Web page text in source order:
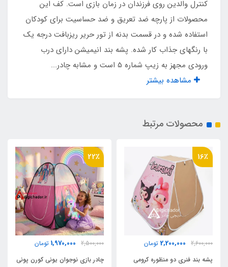
نوع باز و بست
آسان تاشو مشابه چادر مسافرتی فنری
نوع زیپ
اقلام همراه
کیف حمل مخصوص
کنترل والدین روی فرزندان در زمان بازی است. کف این
محصولات از پارچه ضد تعریق و ضد حساسیت برای کودکان
استفاده شده و در قسمت بدنه از تور حریر ریزبافت درجه یک
با رنگهای جذاب کار شده. پشه بند انیمیشن دارای درب
ورودی مجهز به زیپ شماره 5 است و مشابه چادر...
مشاهده بیشتر
محصولات مرتبط
16٪
2,600,000
2,200,000 تومان
پشه بند فنری دو منظوره کرومی
22٪
2,500,000
1,970,000 تومان
چادر بازی نوجوان یونی کورن پونی